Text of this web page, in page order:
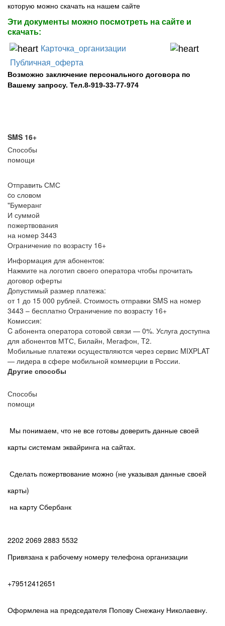
которую можно скачать на нашем сайте
Эти документы можно посмотреть на сайте и
скачать:
Карточка_организации
Публичная_оферта
Возможно заключение персонального договора по
Вашему запросу. Тел.8-919-33-77-974
SMS 16+
Способы
помощи
Отправить СМС
cо словом
"Бумеранг
И суммой
пожертвования
на номер 3443
Ограничение по возрасту 16+
Информация для абонентов:
Нажмите на логотип своего оператора чтобы прочитать
договор оферты
Допустимый размер платежа:
от 1 до 15 000 рублей. Стоимость отправки SMS на номер
3443 – бесплатно Ограничение по возрасту 16+
Комиссия:
C абонента оператора сотовой связи — 0%. Услуга доступна
для абонентов МТС, Билайн, Мегафон, T2.
Мобильные платежи осуществляются через сервис MIXPLAT
— лидера в сфере мобильной коммерции в России.
Другие способы
Способы
помощи
Мы понимаем, что не все готовы доверить данные своей
карты системам эквайринга на сайтах.
Сделать пожертвование можно (не указывая данные своей
карты)
на карту Сбербанк
2202 2069 2883 5532
Привязана к рабочему номеру телефона организации
+79512412651
Оформлена на председателя Попову Снежану Николаевну.